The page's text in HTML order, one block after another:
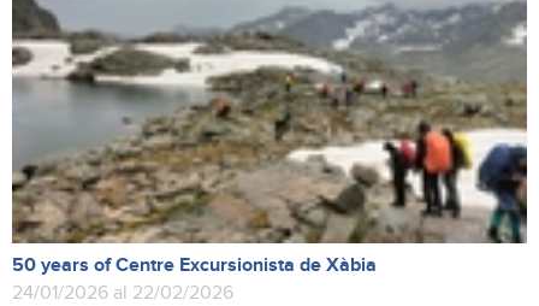
50 years of Centre Excursionista de Xàbia
24/01/2026 al 22/02/2026